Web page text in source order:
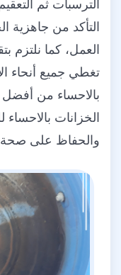
الترسبات ثم
التأكد من جاهزية
العمل، كما نلتزم
تغطي جميع أنحاء
بالاحساء من
الخزانات بالاحساء
والحفاظ على صحة